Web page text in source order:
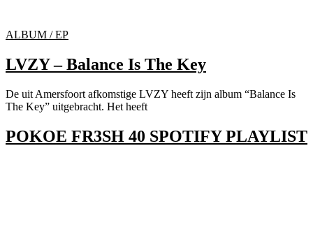
ALBUM / EP
LVZY – Balance Is The Key
De uit Amersfoort afkomstige LVZY heeft zijn album “Balance Is
The Key” uitgebracht. Het heeft
POKOE FR3SH 40 SPOTIFY PLAYLIST